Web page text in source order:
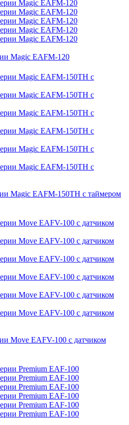
Magic EAFM-120
Magic EAFM-150TH с таймером
Move EAFV-100 с датчиком